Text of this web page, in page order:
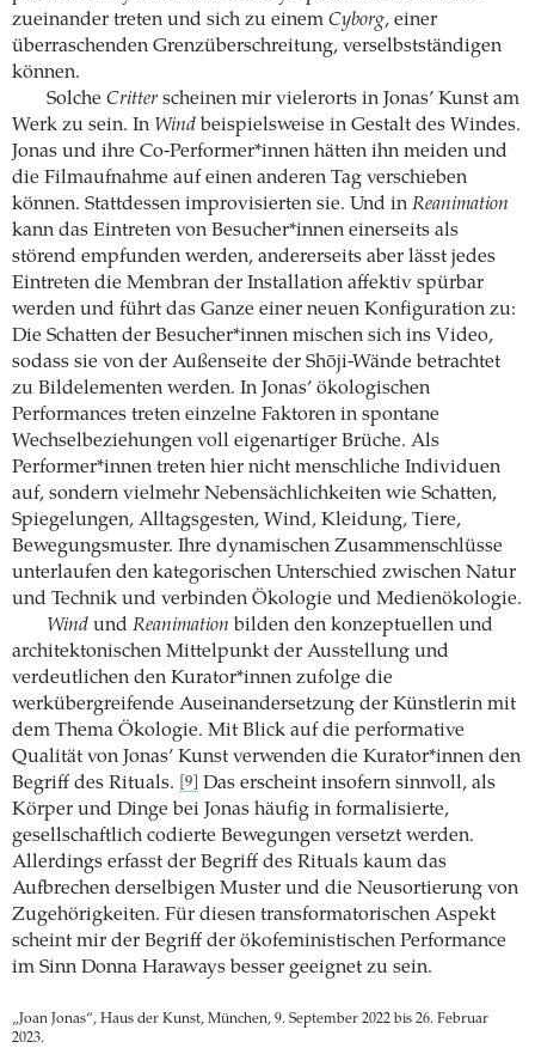
zueinander treten und sich zu einem Cyborg, einer
überraschenden Grenzüberschreitung, verselbstständigen
können.
Solche Critterscheinen mir vielerorts in Jonas’ Kunst am
Werk zu sein. In Wind beispielsweise in Gestalt des Windes.
Jonas und ihre Co-Performer*innen hätten ihn meiden und
die Filmaufnahme auf einen anderen Tag verschieben
können. Stattdessen improvisierten sie. Und in Reanimation
kann das Eintreten von Besucher*innen einerseits als
störend empfunden werden, andererseits aber lässt jedes
Eintreten die Membran der Installation affektiv spürbar
werden und führt das Ganze einer neuen Konfiguration zu:
Die Schatten der Besucher*innen mischen sich ins Video,
sodass sie von der Außenseite der Shōji-Wände betrachtet
zu Bildelementen werden. In Jonas’ ökologischen
Performances treten einzelne Faktoren in spontane
Wechselbeziehungen voll eigenartiger Brüche. Als
Performer*innen treten hier nicht menschliche Individuen
auf, sondern vielmehr Nebensächlichkeiten wie Schatten,
Spiegelungen, Alltagsgesten, Wind, Kleidung, Tiere,
Bewegungsmuster. Ihre dynamischen Zusammenschlüsse
unterlaufen den kategorischen Unterschied zwischen Natur
und Technik und verbinden Ökologie und Medienökologie.
Windund Reanimation bilden den konzeptuellen und
architektonischen Mittelpunkt der Ausstellung und
verdeutlichen den Kurator*innen zufolge die
werkübergreifende Auseinandersetzung der Künstlerin mit
dem Thema Ökologie. Mit Blick auf die performative
Qualität von Jonas’ Kunst verwenden die Kurator*innen den
Begriff des Rituals.
[9]
Das erscheint insofern sinnvoll, als
Körper und Dinge bei Jonas häufig in formalisierte,
gesellschaftlich codierte Bewegungen versetzt werden.
Allerdings erfasst der Begriff des Rituals kaum das
Aufbrechen derselbigen Muster und die Neusortierung von
Zugehörigkeiten. Für diesen transformatorischen Aspekt
scheint mir der Begriff der ökofeministischen Performance
im Sinn Donna Haraways besser geeignet zu sein.
„Joan Jonas“, Haus der Kunst, München, 9. September 2022 bis 26. Februar
2023.